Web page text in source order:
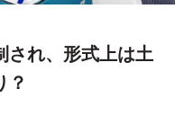
され、形式上は土
？